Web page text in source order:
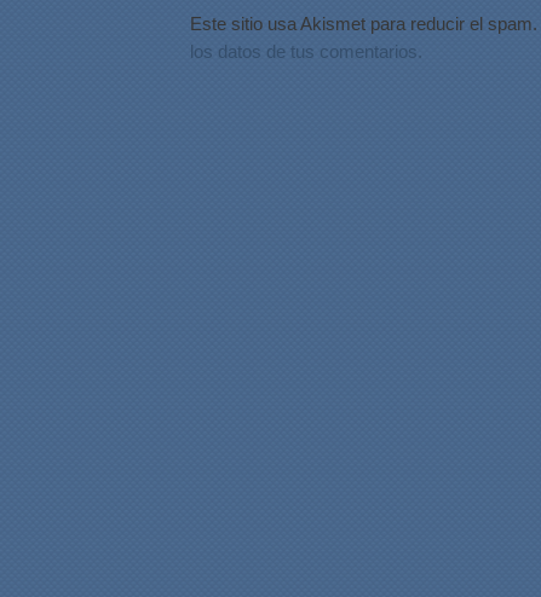
Este sitio usa Akismet para reducir el spam.
los datos de tus comentarios.